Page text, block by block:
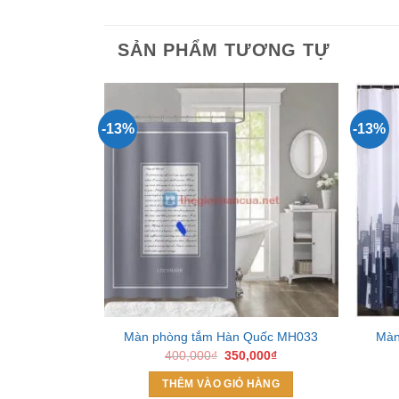
SẢN PHẨM TƯƠNG TỰ
-13%
Add to
Wishlist
Màn phòng tắm Hàn Quốc MH033
400,000₫ Giá
là:
400,000₫.
350,000₫Giá
tại
là:
THÊM VÀO GIỎ HÀNG
-13%